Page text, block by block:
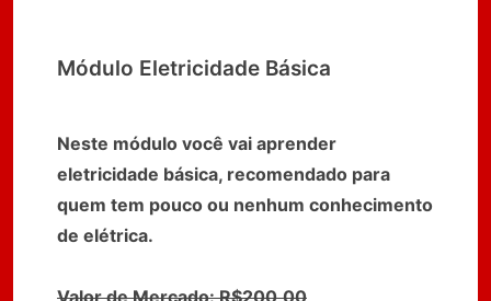
Módulo Eletricidade Básica
Neste módulo você vai aprender
eletricidade básica, recomendado para
quem tem pouco ou nenhum conhecimento
de elétrica.
Valor de Mercado: R$200,00